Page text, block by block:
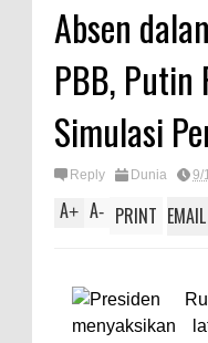
Absen
PBB, Putin
Simulasi
Reply Dunia 9/
A+ A- PRINT EMAIL